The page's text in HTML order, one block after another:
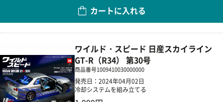
カートに入れる
ワイルド・スピード 日産スカイライン
GT-R（R34） 第30号
商品番号1009410030000000
発売日：2024年04月02日
冷却システムを組み立てる